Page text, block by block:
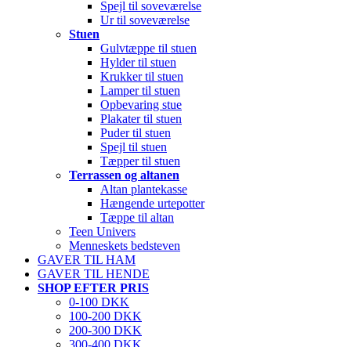
Spejl til soveværelse
Ur til soveværelse
Stuen
Gulvtæppe til stuen
Hylder til stuen
Krukker til stuen
Lamper til stuen
Opbevaring stue
Plakater til stuen
Puder til stuen
Spejl til stuen
Tæpper til stuen
Terrassen og altanen
Altan plantekasse
Hængende urtepotter
Tæppe til altan
Teen Univers
Menneskets bedsteven
GAVER TIL HAM
GAVER TIL HENDE
SHOP EFTER PRIS
0-100 DKK
100-200 DKK
200-300 DKK
300-400 DKK